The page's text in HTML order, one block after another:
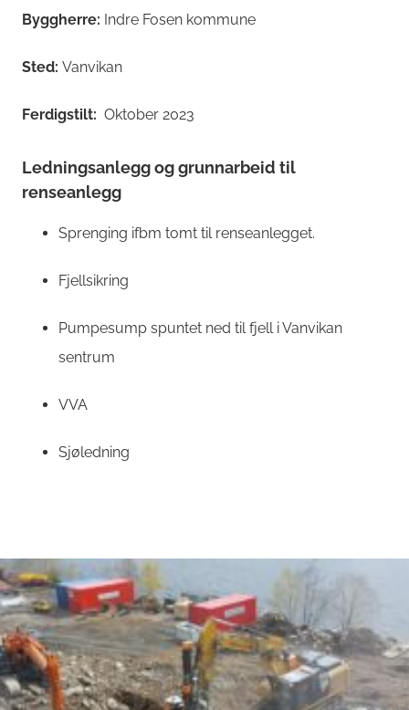
Byggherre: Indre Fosen kommune
Sted: Vanvikan
Ferdigstilt: Oktober 2023
Ledningsanlegg og grunnarbeid til
renseanlegg
Sprenging ifbm tomt til renseanlegget.
Fjellsikring
Pumpesump spuntet ned til fjell i Vanvikan
sentrum
VVA
Sjøledning